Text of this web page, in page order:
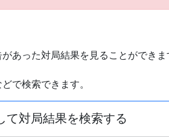
あった対局結果を見ることができ
で検索できます。
て対局結果を検索する